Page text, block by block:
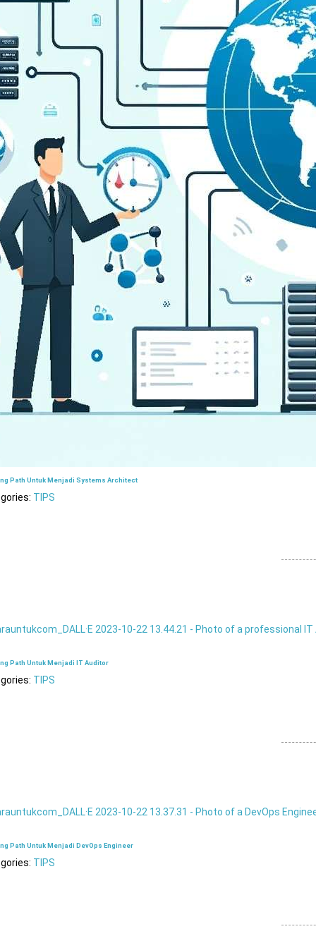
Path Untuk Menjadi Systems Architect
TIPS
Path Untuk Menjadi IT Auditor
TIPS
Path Untuk Menjadi DevOps Engineer
TIPS